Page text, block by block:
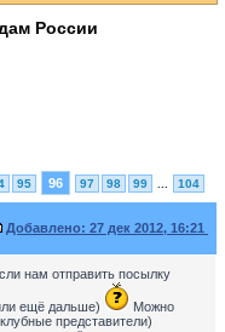
России
95 96 97 98 99 104
Добавлено: 27 дек 2012, 16:21
нам отправить посылку
ещё дальше)
Можно
представители)